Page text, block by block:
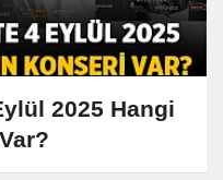
2025 Hangi